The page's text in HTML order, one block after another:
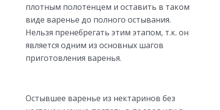
плотным полотенцем и оставить в таком
виде варенье до полного остывания.
Нельзя пренебрегать этим этапом, т.к. он
является одним из основных шагов
приготовления варенья.
Остывшее варенье из нектаринов без